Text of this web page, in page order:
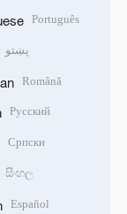
Português
پښتو
Română
Русский
Српски
සිංහල
Español